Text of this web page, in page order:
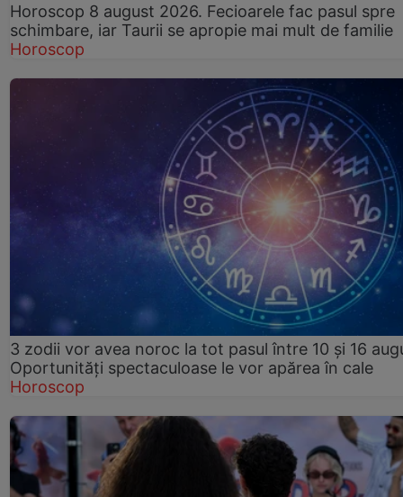
Horoscop 8 august 2026. Fecioarele fac pasul spre
schimbare, iar Taurii se apropie mai mult de familie
Horoscop
3 zodii vor avea noroc la tot pasul între 10 și 16
Oportunități spectaculoase le vor apărea în cale
Horoscop